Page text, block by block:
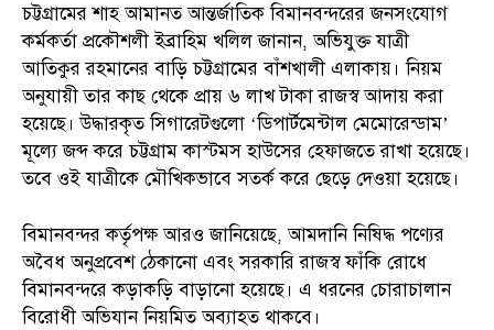
চট্টগ্রামের শাহ আমানত আন্তর্জাতিক বিমানবন্দরের জনসংযোগ
কর্মকর্তা প্রকৌশলী ইব্রাহিম খলিল জানান, অভিযুক্ত যাত্রী
আতিকুর রহমানের বাড়ি চট্টগ্রামের বাঁশখালী এলাকায়। নিয়ম
অনুযায়ী তার কাছ থেকে প্রায় ৬ লাখ টাকা রাজস্ব আদায় করা
হয়েছে। উদ্ধারকৃত সিগারেটগুলো ‘ডিপার্টমেন্টাল মেমোরেন্ডাম’
মূল্যে জব্দ করে চট্টগ্রাম কাস্টমস হাউসের হেফাজতে রাখা হয়েছে।
তবে ওই যাত্রীকে মৌখিকভাবে সতর্ক করে ছেড়ে দেওয়া হয়েছে।
বিমানবন্দর কর্তৃপক্ষ আরও জানিয়েছে, আমদানি নিষিদ্ধ পণ্যের
অবৈধ অনুপ্রবেশ ঠেকানো এবং সরকারি রাজস্ব ফাঁকি রোধে
বিমানবন্দরে কড়াকড়ি বাড়ানো হয়েছে। এ ধরনের চোরাচালান
বিরোধী অভিযান নিয়মিত অব্যাহত থাকবে।